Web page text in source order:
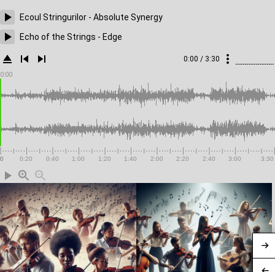
Ecoul Stringurilor - Absolute Synergy
Echo of the Strings - Edge
0:00 / 3:30
0:00